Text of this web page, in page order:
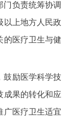
门负责统筹协调
以上地方人民政
的医疗卫生与健
励医学科学技
成果的转化和应
广医疗卫生适宜